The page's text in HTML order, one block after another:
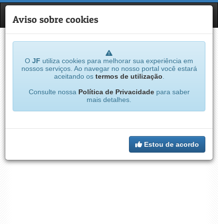
JF
Aviso sobre cookies
O JF utiliza cookies para melhorar sua experiência em
nossos serviços. Ao navegar no nosso portal você estará
aceitando os termos de utilização
Consulte nossa Política de Privacidadepara saber
mais detalhes.
Estou de acordo